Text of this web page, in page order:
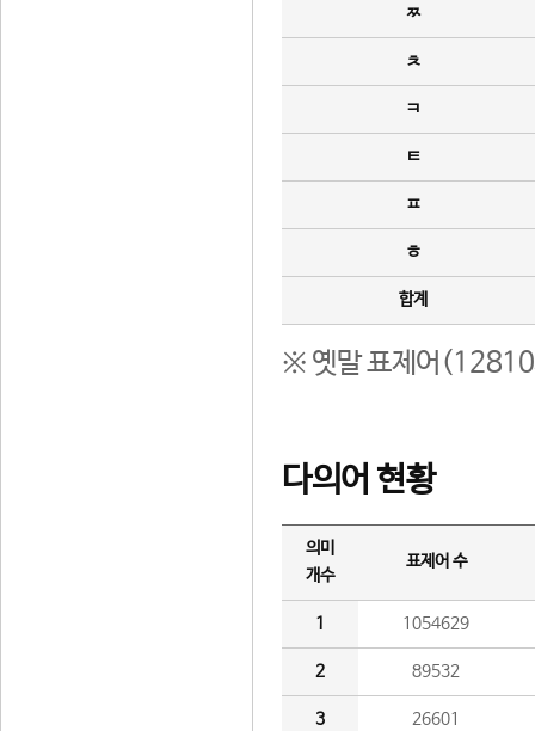
ㅉ
ㅊ
ㅋ
ㅌ
ㅍ
ㅎ
합계
※ 옛말 표제어(12810
다의어 현황
의미
개수
표제어 수
1 1054629
2 89532
3 26601